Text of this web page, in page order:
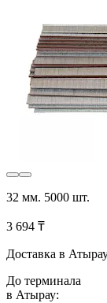
32 мм. 5000 шт.
3 694 ₸
Доставка в
До терминала
в Атырау: